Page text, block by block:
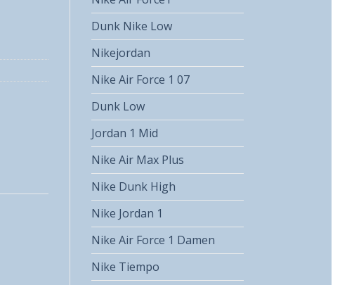
Dunk Nike Low
Nikejordan
Nike Air Force 1 07
Dunk Low
Jordan 1 Mid
Nike Air Max Plus
Nike Dunk High
Nike Jordan 1
Nike Air Force 1 Damen
Nike Tiempo